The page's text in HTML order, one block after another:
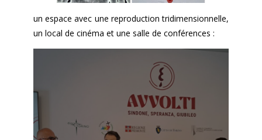
un espace avec une reproduction tridimensionnelle,
un local de cinéma et une salle de conférences :